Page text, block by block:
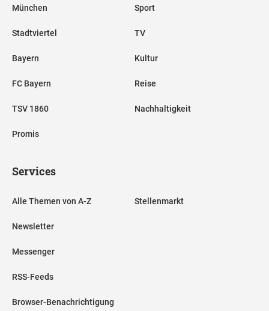
München
Stadtviertel
Bayern
FC Bayern
TSV 1860
Promis
Sport
TV
Kultur
Reise
Nachhaltigkeit
Services
Alle Themen von A-Z
Newsletter
Messenger
RSS-Feeds
Browser-Benachrichtigung
Stellenmarkt